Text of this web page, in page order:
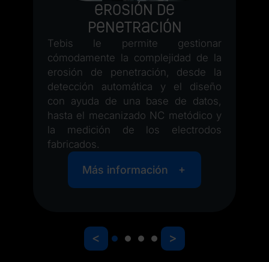
Erosión de
penetración
Tebis le permite gestionar
cómodamente la complejidad de la
erosión de penetración, desde la
detección automática y el diseño
con ayuda de una base de datos,
hasta el mecanizado NC metódico y
la medición de los electrodos
fabricados.
Más información
< >